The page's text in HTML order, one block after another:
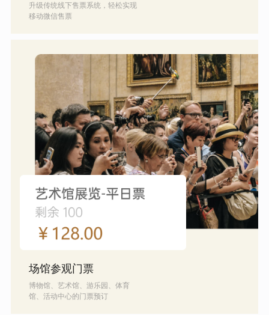
升级传统线下售票系统，轻松实现
移动微信售票
场馆参观门票
博物馆、艺术馆、游乐园、体育
馆、活动中心的门票预订